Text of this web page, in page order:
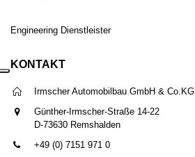
Engineering Dienstleister
KONTAKT
Irmscher Automobilbau GmbH & Co.KG
Günther-Irmscher-Straße 14-22
D-73630 Remshalden
+49 (0) 7151 971 0